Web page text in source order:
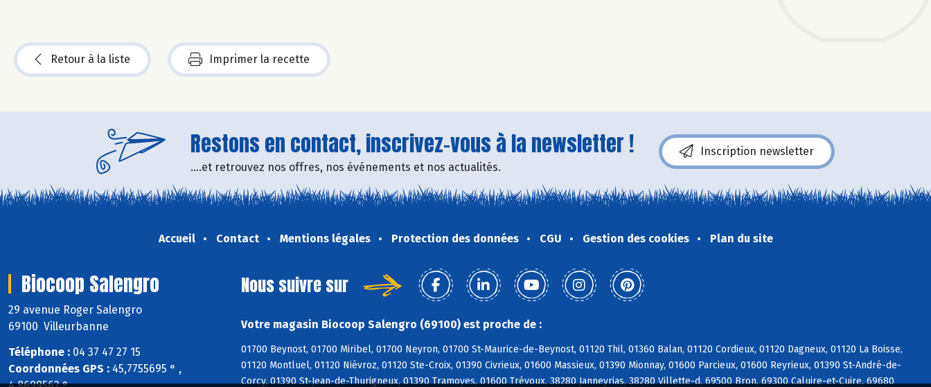
Retour à la liste Imprimer la recette
Restons en contact, inscrivez-vous à la newsletter !
....et retrouvez nos offres, nos événements et nos actualités.
Inscription newsletter
Accueil Contact Mentions légales Protection des données CGU Gestion des cookies Plan du site
Biocoop Salengro
29 avenue Roger Salengro
69100 Villeurbanne
Téléphone : 04 37 47 27 15
Coordonnées GPS : 45,7755695 ° ,
Nous suivre sur
Votre magasin Biocoop Salengro (69100) est proche de :
01700 Beynost, 01700 Miribel, 01700 Neyron, 01700 St-Maurice-de-Beynost, 01120 Thil, 01360 Balan, 01120 Cordieux, 01120 Dagneux, 01120 La Boisse,
01120 Montluel, 01120 Niévroz, 01120 Ste-Croix, 01390 Civrieux, 01600 Massieux, 01390 Mionnay, 01600 Parcieux, 01600 Reyrieux, 01390 St-André-de-
Corcy, 01390 St-Jean-de-Thurigneux, 01390 Tramoyes, 01600 Trévoux, 38280 Janneyrias, 38280 Villette-d, 69500 Bron, 69300 Caluire-et-Cuire, 69680